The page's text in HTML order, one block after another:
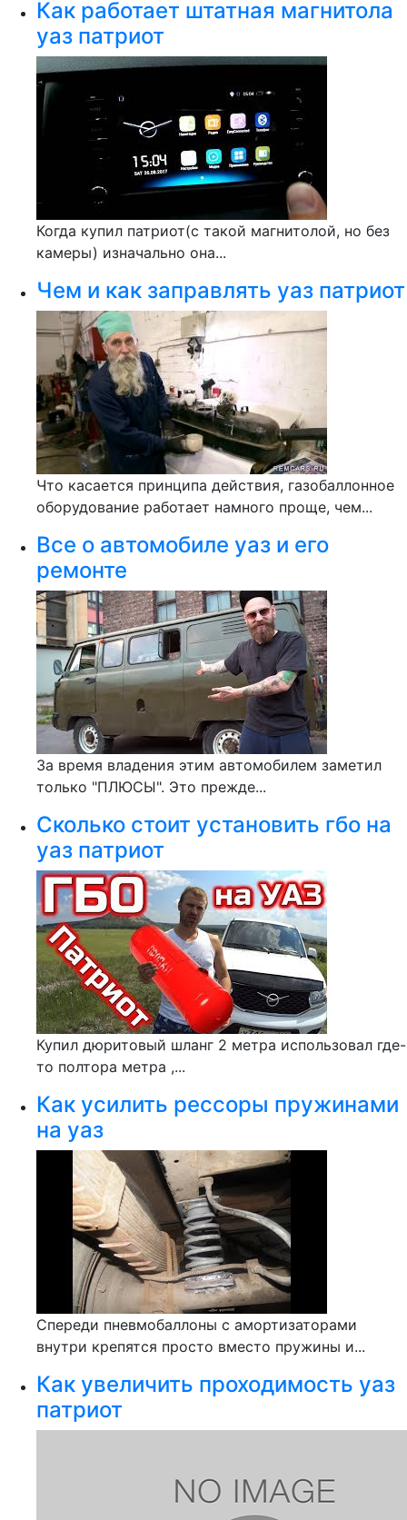
Как работает штатная магнитола
уаз патриот
Когда купил патриот(с такой магнитолой, но без
камеры) изначально она...
Чем и как заправлять уаз патриот
Что касается принципа действия, газобаллонное
оборудование работает намного проще, чем...
Все о автомобиле уаз и его
ремонте
За время владения этим автомобилем заметил
только "ПЛЮСЫ". Это прежде...
Сколько стоит установить гбо на
уаз патриот
Купил дюритовый шланг 2 метра использовал где-
то полтора метра ,...
Как усилить рессоры пружинами
на уаз
Спереди пневмобаллоны с амортизаторами
внутри крепятся просто вместо пружины и...
Как увеличить проходимость уаз
патриот